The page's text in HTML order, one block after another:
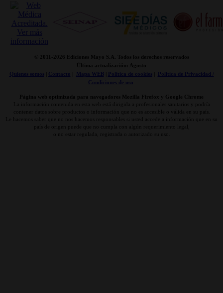
© 2011- 2026 Ediciones Mayo S.A. Todos los derechos reservados
Última actualización: Agosto
Quienes somos| Contacto Mapa WEB| Politica de cookies|
Politica de Privacidad /
Condiciones de uso
Página web optimizada para navegadores Mozilla Firefox y Google Chrome
La información contenida en esta web está dirigida a profesionales sanitarios y podría
contener datos sobre productos o información que no es accesible o válida en su país.
Le hacemos saber que no nos hacemos responsables si usted accede a información que en su
país de origen puede que no cumpla con algún requerimiento legal,
o no estar regulada, registrada o autorizado su uso.